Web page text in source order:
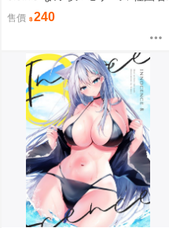
たこあげ日和 繪師:たこあげ
售價 240